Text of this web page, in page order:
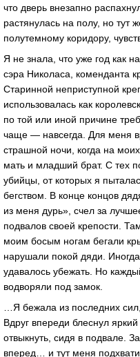
что дверь внезапно
растянулась на полу, но тут
полутемному коридору,
Я не знала, что уже год как
сэра Николаса, коменданта
Старинной неприступной
использовалась как
по той или иной причине
чаще — навсегда. Для меня
страшной ночи, когда на
мать и младший брат. С тех
убийцы, от которых я
бегством. В конце концов
из меня дурь», счел за
подвалов своей крепости.
моим босым ногам бегали
нарушали покой дяди.
удавалось убежать. Но
водворяли под замок.
…Я бежала из последних
Вдруг впереди блеснул
отвыкнуть, сидя в подвале.
вперед… и тут меня